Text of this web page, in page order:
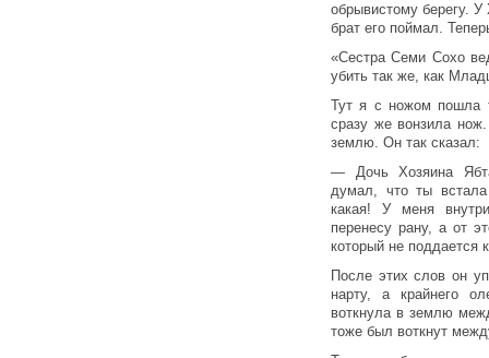
обрывистому берегу.
брат его поймал.
«Сестра Семи Сохо
убить так же, как
Тут я с ножом пошла
сразу же вонзила
землю. Он так сказал:
— Дочь Хозяина
думал, что ты
какая! У меня
перенесу рану, а от
который не поддается
После этих слов он
нарту, а крайнего
воткнула в землю
тоже был воткнут